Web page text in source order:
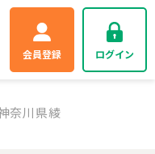
会員登録 ログイン
奈川県綾